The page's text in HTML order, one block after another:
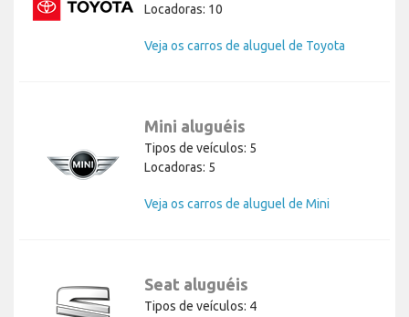
Locadoras: 10
Veja os carros de aluguel de Toyota
Mini aluguéis
Tipos de veículos: 5
Locadoras: 5
Veja os carros de aluguel de Mini
Seat aluguéis
Tipos de veículos: 4